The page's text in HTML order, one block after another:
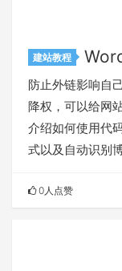
建站教程
防止外链影响自
降权，可以给网
介绍如何使用代
式以及自动识别
0人点赞